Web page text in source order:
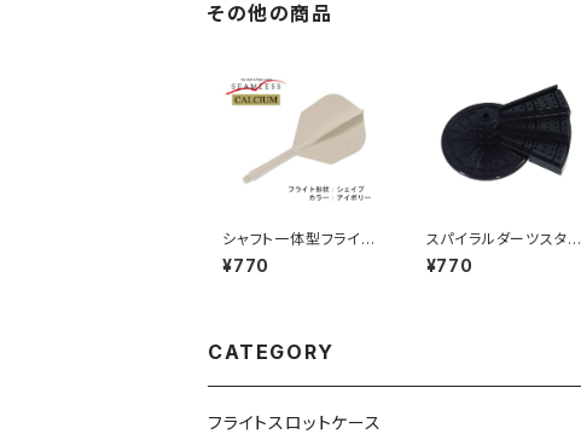
その他の商品
シャフト一体型フライ
ト シームレス カルシ
ウム シェイプ カラ
¥770
スパイラルダーツスタン
ド（螺旋階段型ダーツス
タンド）３段セット ブラ
¥770
CATEGORY
フライトスロットケース